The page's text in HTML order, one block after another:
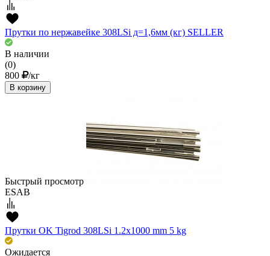
Прутки по нержавейке 308LSi д=1,6мм (кг) SELLER
В наличии
(0)
800
/кг
В корзину
Быстрый просмотр
ESAB
Прутки OK Tigrod 308LSi 1.2x1000 mm 5 kg
Ожидается